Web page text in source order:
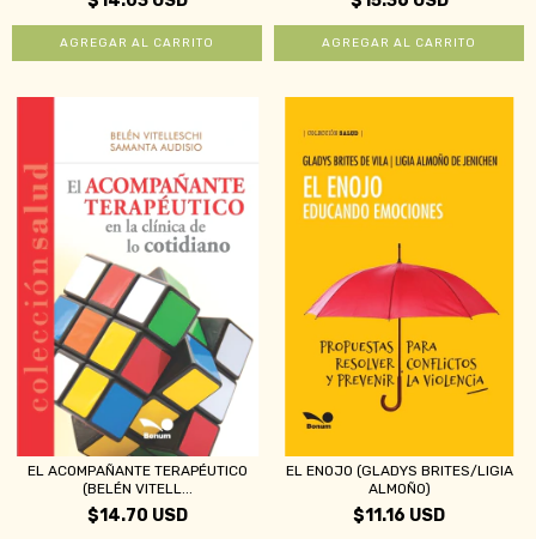
EL ACOMPAÑANTE TERAPÉUTICO
(BELÉN VITELL...
$14.70 USD
EL ENOJO (GLADYS BRITES/LIGIA
ALMOÑO)
$11.16 USD